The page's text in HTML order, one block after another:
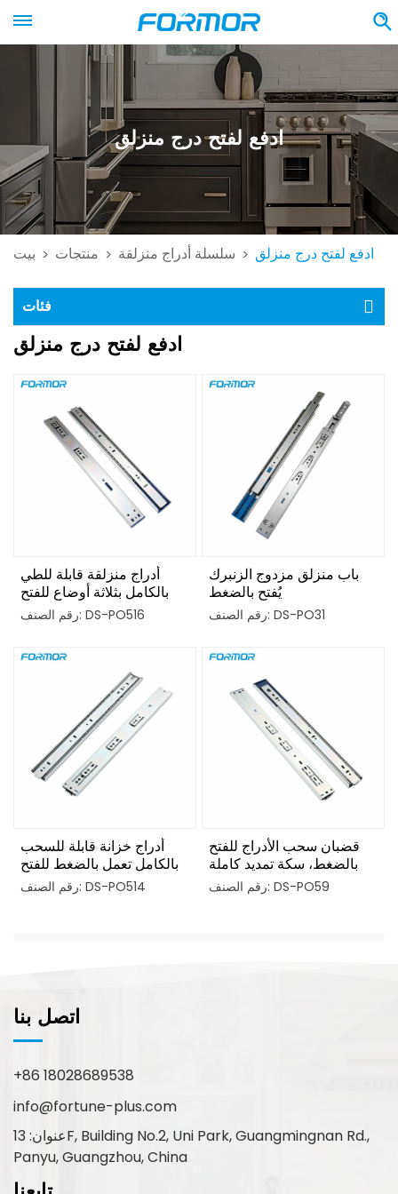
ادفع لفتح درج منزلق
بيت > منتجات > سلسلة أدراج منزلقة > ادفع لفتح درج منزلق
فئات
ادفع لفتح درج منزلق
أدراج منزلقة قابلة للطي
بالكامل بثلاثة أوضاع للفتح
بالضغط
رقم الصنف: DS-PO516
باب منزلق مزدوج الزنبرك
يُفتح بالضغط
رقم الصنف: DS-PO31
أدراج خزانة قابلة للسحب
بالكامل تعمل بالضغط للفتح
رقم الصنف: DS-PO514
قضبان سحب الأدراج للفتح
بالضغط، سكة تمديد كاملة
رقم الصنف: DS-PO59
اتصل بنا
+86 18028689538
info@fortune-plus.com
عنوان: 13F, Building No.2, Uni Park, Guangmingnan Rd.,
Panyu, Guangzhou, China